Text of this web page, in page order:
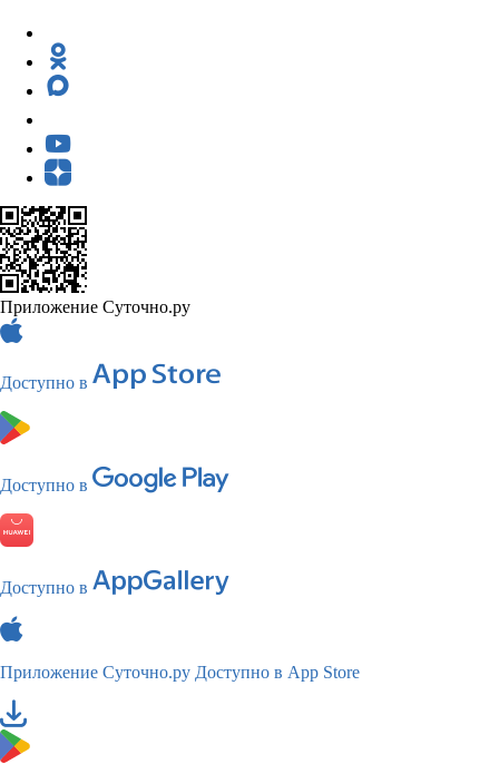
Приложение Суточно.ру
Доступно в
Доступно в
Доступно в
Приложение Суточно.ру Доступно в App Store